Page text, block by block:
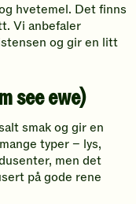
hvetemel. Det finns
Vi anbefaler
og gir en litt
see ewe)
smak og gir en
typer – lys,
men det
på gode rene